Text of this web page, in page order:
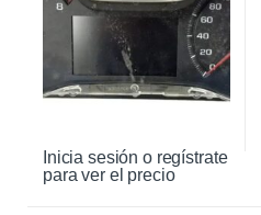
Inicia sesión o regístrate
para ver el precio